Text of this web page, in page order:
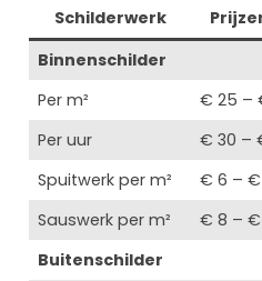
Schilderwerk
Binnenschilder
Per m²
€ 25 –
Per uur
€ 30 –
Spuitwerk per m²
€ 6 –
Sauswerk per m²
€ 8 – €
Buitenschilder